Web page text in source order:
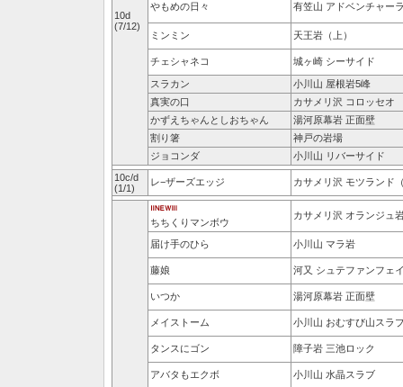
10d
(7/12)
やもめの日々 有笠山 アドベンチャー
ミンミン 天王岩（上）
チェシャネコ 城ヶ崎 シーサイド
スラカン
小川山 屋根岩5峰
真実の口
カサメリ沢 コロッセオ
かずえちゃんとしおちゃん
湯河原幕岩 正面壁
割り箸
神戸の岩場
ジョコンダ
小川山 リバーサイド
10c/d
(1/1)
レ−ザーズエッジ カサメリ沢 モツランド
ちちくりマンボウ
カサメリ沢 オランジュ
届け手のひら 小川山 マラ岩
藤娘 河又 シュテファンフェ
いつか 湯河原幕岩 正面壁
メイストーム 小川山 おむすび山スラ
タンスにゴン 障子岩 三池ロック
アバタもエクボ 小川山 水晶スラブ